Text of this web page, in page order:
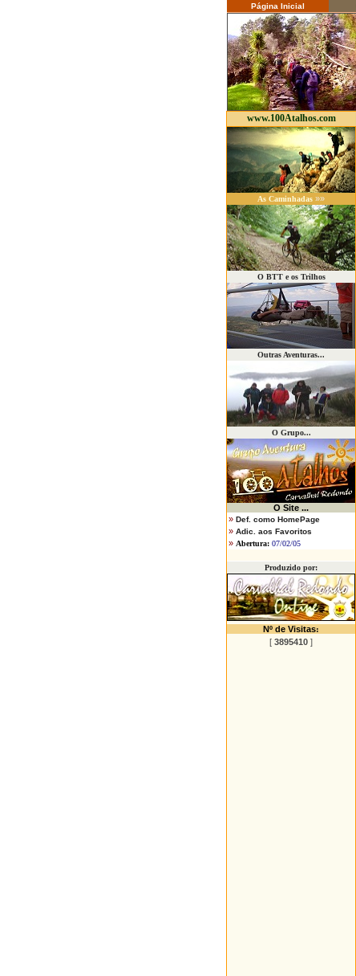
Página Inicial
www.100Atalhos.com
As Caminhadas »»
O BTT e os Trilhos
Outras Aventuras...
O Grupo...
O Site ...
» Def. como HomePage
» Adic. aos Favoritos
» Abertura: 07/02/05
Produzido por:
Nº de Visitas:
[ 3895410 ]